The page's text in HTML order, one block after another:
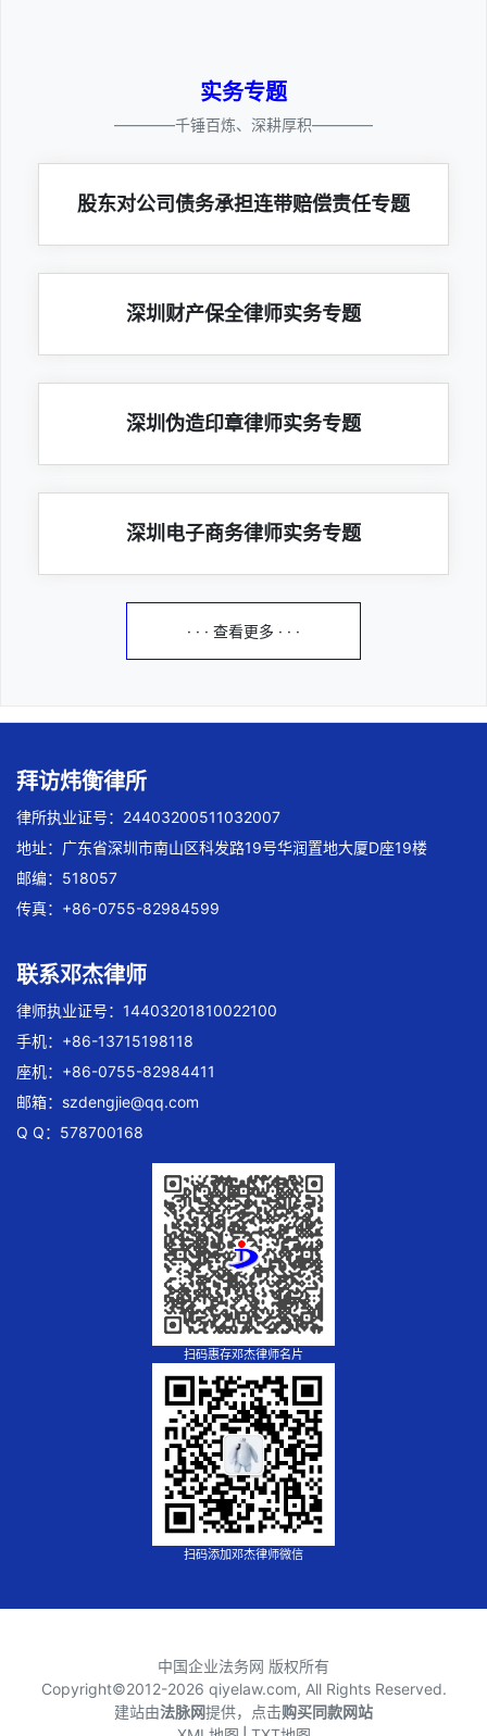
实务专题
————千锤百炼、深耕厚积————
股东对公司债务承担连带赔偿责任专题
深圳财产保全律师实务专题
深圳伪造印章律师实务专题
深圳电子商务律师实务专题
· · · 查看更多 · · ·
拜访炜衡律所
律所执业证号：24403200511032007
地址：广东省深圳市南山区科发路19号华润置地大厦D座19楼
邮编：518057
传真：+86-0755-82984599
联系邓杰律师
律师执业证号：14403201810022100
手机：+86-13715198118
座机：+86-0755-82984411
邮箱： szdengjie@qq.com
Q Q：578700168
扫码惠存邓杰律师名片
扫码添加邓杰律师微信
中国企业法务网 版权所有
Copyright©2012-2026 qiyelaw.com, All Rights Reserved.
建站由法脉网提供，点击购买同款网站